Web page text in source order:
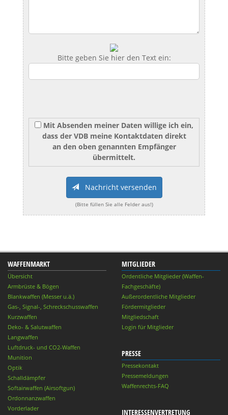
Bitte geben Sie hier den Text ein:
Mit Absenden meiner Daten willige ich ein,
dass der VDB meine Kontaktdaten direkt
an den oben genannten Empfänger
übermittelt.
Nachricht versenden
(Bitte füllen Sie alle Felder aus!)
WAFFENMARKT
Übersicht
Armbrüste & Bögen
Blankwaffen (Messer u.ä.)
Gas-, Signal-, Schreckschusswaffen
Kurzwaffen
Deko- & Salutwaffen
Langwaffen
Luftdruck- und CO2-Waffen
Munition
Optik
Schalldämpfer
Softairwaffen (Airsoftgun)
Ordonnanzwaffen
Vorderlader
MITGLIEDER
Ordentliche Mitglieder (Waffen-
Fachgeschäfte)
Außerordentliche Mitglieder
Fördermitglieder
Mitgliedschaft
Login für Mitglieder
PRESSE
Pressekontakt
Pressemeldungen
Waffenrechts-FAQ
INTERESSENVERTRETUNG